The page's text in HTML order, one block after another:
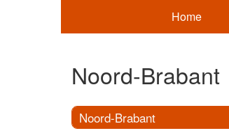
Home
Noord-Brabant
Noord-Brabant